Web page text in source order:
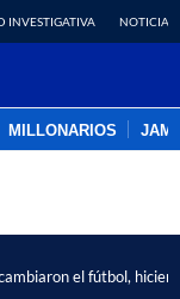
INVESTIGATIVA NOTICIAS
MILLONARIOS
el fútbol,